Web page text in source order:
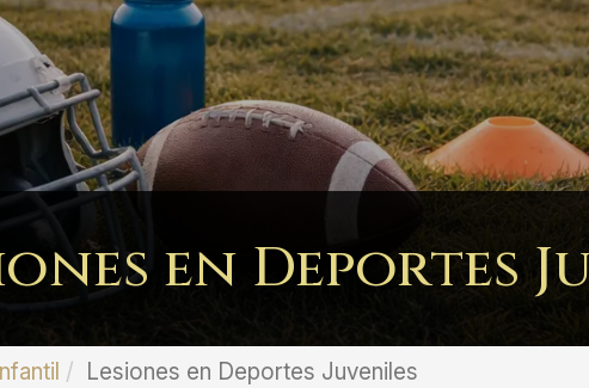
en Deportes
Lesiones en Deportes Juveniles